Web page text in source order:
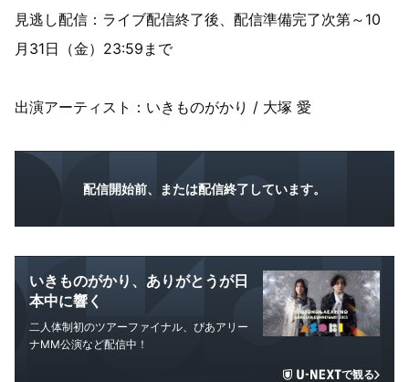
見逃し配信：ライブ配信終了後、配信準備完了次第～10
月31日（金）23:59まで
出演アーティスト：いきものがかり / 大塚 愛
配信開始前、または配信終了しています。
いきものがかり、ありがとうが日
本中に響く
二人体制初のツアーファイナル、ぴあアリー
ナMM公演など配信中！
で観る